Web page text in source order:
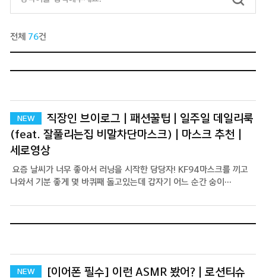
전체 76건
직장인 브이로그 | 패션꿀팁 | 일주일 데일리룩
(feat. 잘풀리는집 비말차단마스크) | 마스크 추천 |
세로영상
요즘 날씨가 너무 좋아서 러닝을 시작한 담당자! KF94마스크를 끼고
나와서 기분 좋게 몇 바퀴째 돌고있는데 갑자기 어느 순간 숨이
뻔했습니다ㅠㅠ 그럴 땐 얇지만 강력한 잘풀리는집 #비말차단마스크
영상을 찍는다면 하루의 시작이 넘 즐거워질 것 같네요 :D 여러분들도
도전해보세요! 기분좋은 생활, 잘풀리는집
[이어폰 필수] 이런 ASMR 봤어? | 로션티슈